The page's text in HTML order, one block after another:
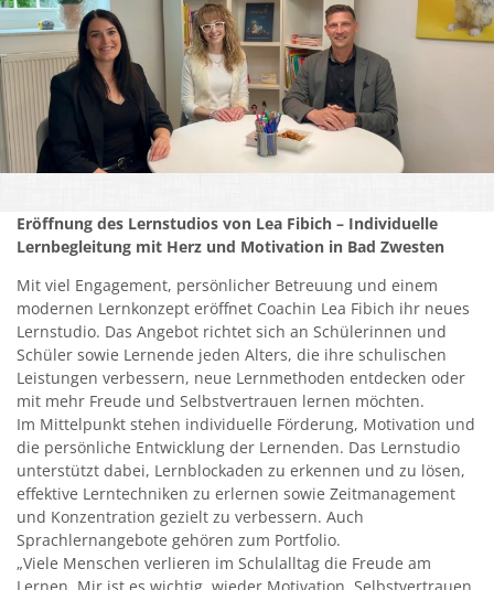
Kirchen
Kleiderkammer "Aus 2ter Hand"
Schulen
Seniorenarbeit, Gemeindepflegerin
Vereine
Vorteile für Ehrenamts-Card Inhaber
Wichtige Rufnummern
Eröffnung des Lernstudios von Lea Fibich – Individuelle
Lernbegleitung mit Herz und Motivation in Bad Zwesten
Mit viel Engagement, persönlicher Betreuung und einem
modernen Lernkonzept eröffnet Coachin Lea Fibich ihr neues
Lernstudio. Das Angebot richtet sich an Schülerinnen und
Schüler sowie Lernende jeden Alters, die ihre schulischen
Leistungen verbessern, neue Lernmethoden entdecken oder
mit mehr Freude und Selbstvertrauen lernen möchten.
Im Mittelpunkt stehen individuelle Förderung, Motivation und
die persönliche Entwicklung der Lernenden. Das Lernstudio
unterstützt dabei, Lernblockaden zu erkennen und zu lösen,
effektive Lerntechniken zu erlernen sowie Zeitmanagement
und Konzentration gezielt zu verbessern. Auch
Sprachlernangebote gehören zum Portfolio.
„Viele Menschen verlieren im Schulalltag die Freude am
Lernen. Mir ist es wichtig, wieder Motivation, Selbstvertrauen